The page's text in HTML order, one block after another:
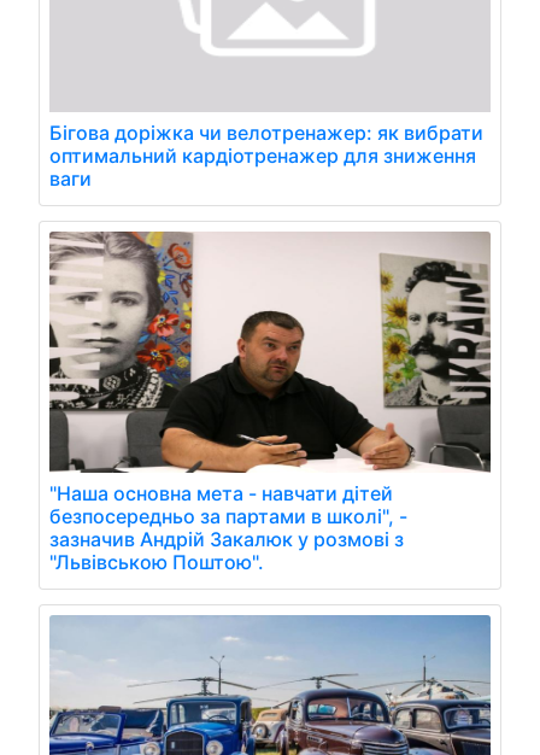
Бігова доріжка чи велотренажер: як вибрати
оптимальний кардіотренажер для зниження
ваги
"Наша основна мета - навчати дітей
безпосередньо за партами в школі", -
зазначив Андрій Закалюк у розмові з
"Львівською Поштою".